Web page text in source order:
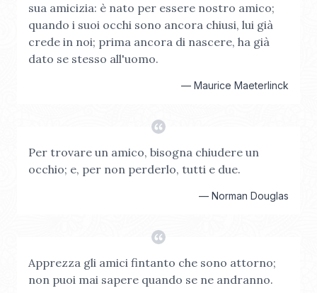
sua amicizia: è nato per essere nostro amico;
quando i suoi occhi sono ancora chiusi, lui già
crede in noi; prima ancora di nascere, ha già
dato se stesso all'uomo.
— Maurice Maeterlinck
Per trovare un amico, bisogna chiudere un
occhio; e, per non perderlo, tutti e due.
— Norman Douglas
Apprezza gli amici fintanto che sono attorno;
non puoi mai sapere quando se ne andranno.